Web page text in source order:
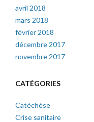
avril 2018
mars 2018
février 2018
décembre 2017
novembre 2017
CATÉGORIES
Catéchèse
Crise sanitaire